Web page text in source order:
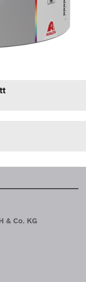
& Co. KG